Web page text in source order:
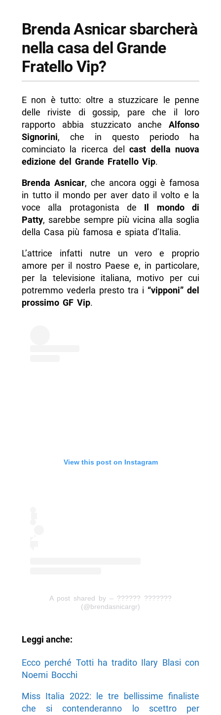
Brenda Asnicar sbarcherà
nella casa del Grande
Fratello Vip?
E non è tutto: oltre a stuzzicare le penne
delle riviste di gossip, pare che il loro
rapporto abbia stuzzicato ancheAlfonso
Signorini, che in questo periodo ha
cominciato la ricerca delcast della nuova
edizione del Grande Fratello Vip.
Brenda Asnicar, che ancora oggi è famosa
in tutto il mondo per aver dato il volto e la
voce alla protagonista de Il mondo di
Patty, sarebbe sempre più vicina alla soglia
della Casa più famosa e spiata d’Italia.
L’attrice infatti nutre un vero e proprio
amore per il nostro Paese e, in particolare,
per la televisione italiana, motivo per cui
potremmo vederla presto tra i “vipponi” del
prossimo GF Vip.
View this post on Instagram
A post shared by – ?????? ???????
(@brendasnicargr)
Leggi anche:
Ecco perché Totti ha tradito Ilary Blasi con
Noemi Bocchi
Miss Italia 2022: le tre bellissime finaliste
che si contenderanno lo scettro per